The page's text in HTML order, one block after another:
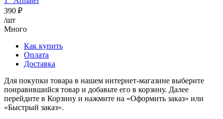
390 ₽
/шт
Много
Как купить
Оплата
Доставка
Для покупки товара в нашем интернет-магазине выберите
понравившийся товар и добавьте его в корзину. Далее
перейдите в Корзину и нажмите на «Оформить заказ» или
«Быстрый заказ».